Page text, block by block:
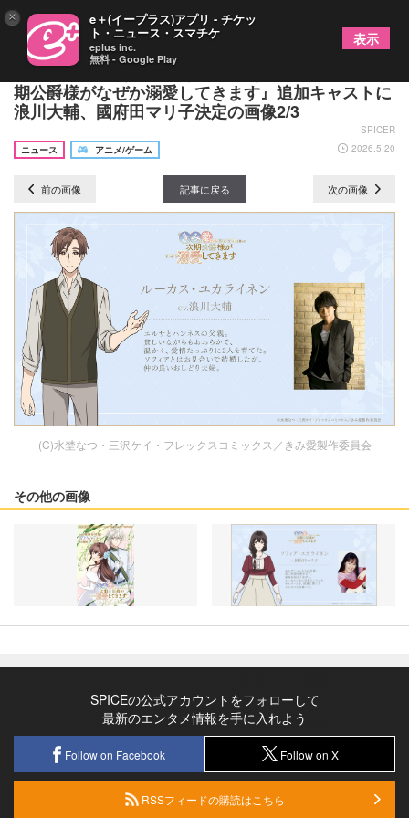
TVアニメ『「きみを愛する気はない」と言った次
期公爵様がなぜか溺愛してきます』追加キャストに
浪川大輔、國府田マリ子決定の画像2/3
SPICER
ニュース
アニメ/ゲーム 2026.5.20
前の画像 記事に戻る 次の画像
(C)水埜なつ・三沢ケイ・フレックスコミックス／きみ愛製作委員会
その他の画像
SPICEの公式アカウントをフォローして
最新のエンタメ情報を手に入れよう
Follow on Facebook Follow on X
RSSフィードの購読はこちら
× e＋(イープラス)アプリ - チケッ
ト・ニュース・スマチケ
eplus inc.
無料 - Google Play
表示